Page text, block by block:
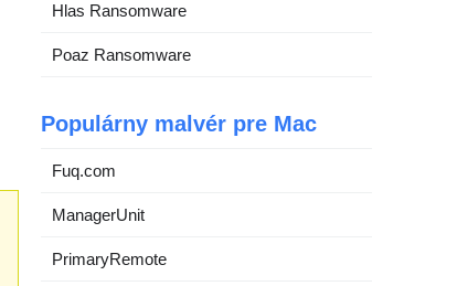
Hlas Ransomware
Poaz Ransomware
Populárny malvér pre Mac
Fuq.com
ManagerUnit
PrimaryRemote